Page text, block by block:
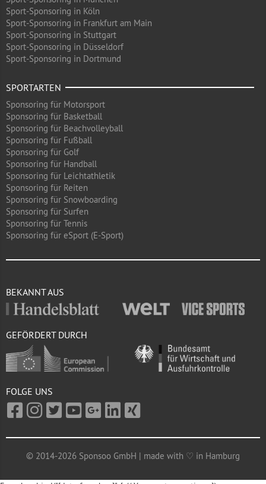
Sport-Sponsoring in Köln
Sport-Sponsoring in Frankfurt am Main
Sport-Sponsoring in Stuttgart
Sport-Sponsoring in Düsseldorf
Sport-Sponsoring in Dortmund
SPORTARTEN
Sponsoring für Motorsport
Sponsoring für Basketball
Sponsoring für Beachvolleyball
Sponsoring für Fußball
Sponsoring für Golf
Sponsoring für Handball
Sponsoring für Leichtathletik
Sponsoring für Reiten
Sponsoring für Snowboarding
Sponsoring für Surfen
Sponsoring für Tennis
Sponsoring für eSport (E-Sport)
BEKANNT AUS
GEFÖRDERT DURCH
FOLGE UNS
© 2014-2026 Sponsoo GmbH | made with ♡ in Hamburg